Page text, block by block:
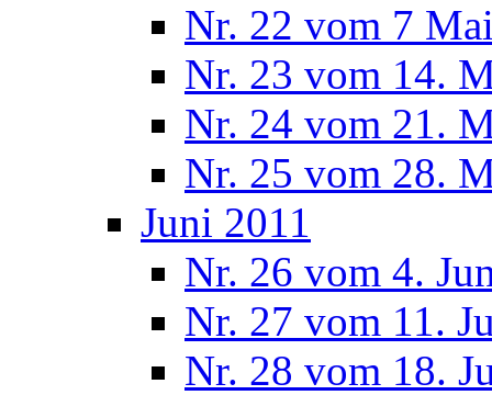
Nr. 22 vom 7
Nr. 23 vom 14.
Nr. 24 vom 21.
Nr. 25 vom 28.
Juni 2011
Nr. 26 vom 4.
Nr. 27 vom 11.
Nr. 28 vom 18.